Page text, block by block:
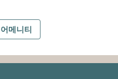
메니티